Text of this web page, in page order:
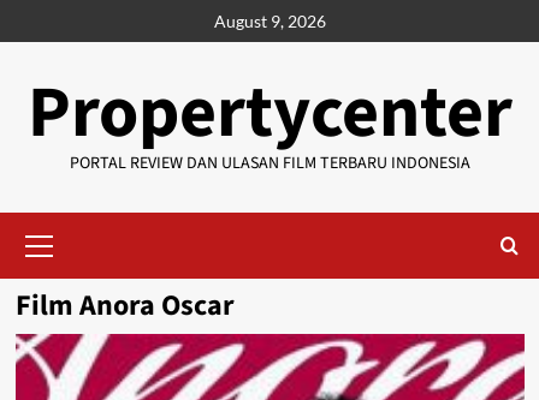
to
August 9, 2026
Propertycenter
PORTAL REVIEW DAN ULASAN FILM TERBARU INDONESIA
Menu
Film Anora Oscar